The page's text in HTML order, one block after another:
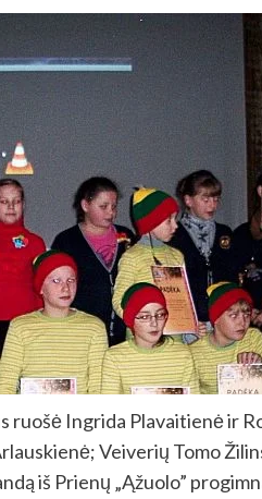
ruošė Ingrida Plavaitienė ir
Veiverių Tomo
iš Prienų „Ąžuolo”